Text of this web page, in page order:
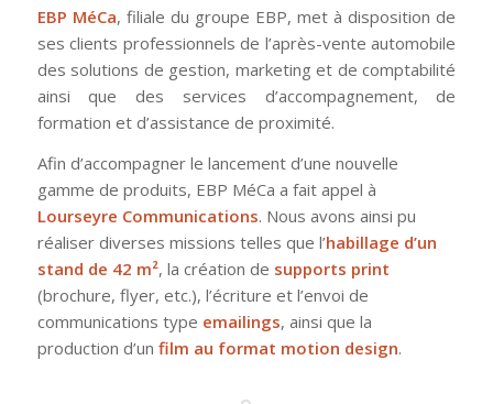
EBP MéCa, filiale du groupe EBP, met à disposition de
ses clients professionnels de l’après-vente automobile
des solutions de gestion, marketing et de comptabilité
ainsi que des services d’accompagnement, de
formation et d’assistance de proximité.
Afin d’accompagner le lancement d’une nouvelle
gamme de produits, EBP MéCa a fait appel à
Lourseyre Communications. Nous avons ainsi pu
réaliser diverses missions telles que l’habillage d’un
stand de 42 m², la création de supports print
(brochure, flyer, etc.), l’écriture et l’envoi de
communications type emailings, ainsi que la
production d’un film au format motion design.